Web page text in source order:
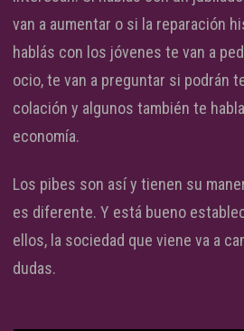
van a aumentar o si la reparación
hablás con los jóvenes te van a
ocio, te van a preguntar si podrán
colación y algunos también te
economía.
Los pibes son así y tienen su
es diferente. Y está bueno
ellos, la sociedad que viene va a
dudas.